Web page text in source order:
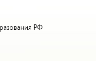
РФ